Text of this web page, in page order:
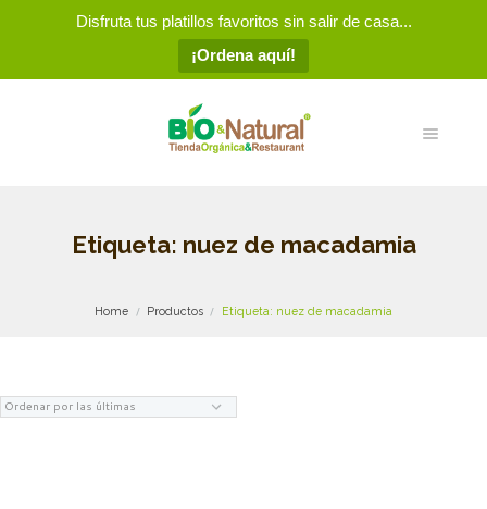
Disfruta tus platillos favoritos sin salir de casa...
¡Ordena aquí!
Etiqueta: nuez de macadamia
Home Productos Etiqueta: nuez de macadamia